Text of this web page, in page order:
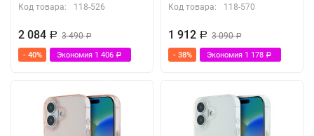
Код товара: 118-526
2 084 Р 3 490Р
- 40% Экономия 1 406 Р
Код товара: 118-570
1 912 Р 3 090Р
- 38% Экономия 1 178 Р